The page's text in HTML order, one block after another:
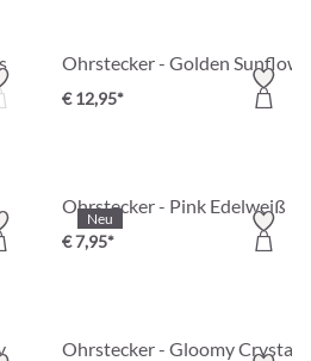
Ohrstecker - Golden
€ 12,95*
Neu
Ohrstecker - Pink Edelweiß
€ 7,95*
Ohrstecker - Gloomy Crystal